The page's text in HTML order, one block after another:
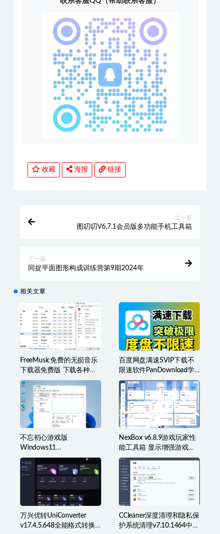
收藏 海报 链接
上一篇
图叨叨V6.7.1会员版多功能手机工具箱
下一篇
同捉平面图形构成训练营第9期2024年
相关文章
FreeMusic免费的无损音乐
下载器免费版 下载各种类
型音乐
百度网盘满速SVIP下载不
限速软件PanDownload学
习网定制版
不忘初心游戏版
Windows11
v25H2(26200.8973)无更新
[精简系统美化版]
NexBox v6.8.9游戏玩家性
能工具箱 显示增强游戏辅
助准星叠加、监控等
万兴优转UniConverter
v17.4.5.648全能格式转换
CCleaner深度清理和隐私保
护系统清理v7.10.1464中文